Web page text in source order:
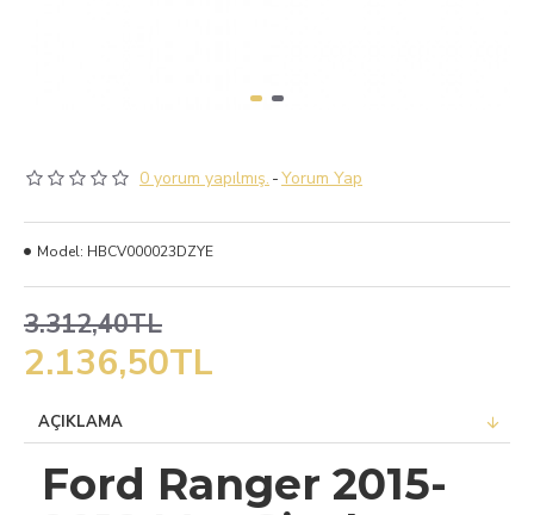
0 yorum yapılmış. -Yorum Yap
2.136,50TL
3.312,40TL
Model: HBCV000023DZYE
AÇIKLAMA
Ford Ranger 2015-